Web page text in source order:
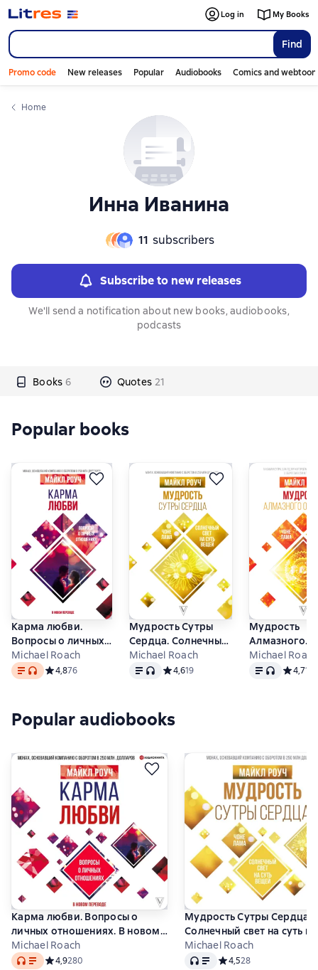
Find
Log in My Books
Promo code New releases Popular Audiobooks Comics and
Home
Инна Иванина
11 subscribers
Subscribe to new releases
We'll send a notification about new books, audiobooks,
podcasts
Books 6 Quotes 21
Слайдер с книгами
Popular books
Карма любви.
Вопросы о личных
отношениях. В
новом переводе
Michael Roach
Text, audio format available
Средний рейтинг 4,8 на основе 76 оценок
4,876
Мудрость Сутры
Сердца. Солнечный
свет на суть вещей
Michael Roach
Text, audio format available
Средний рейтинг 4,6 на основе 19
4,619
Мудрость
Алмазного
Огранщика:
солнечный
Michael Roach
Text, audio4,716
Слайдер с книгами
Popular audiobooks
Карма любви. Вопросы о
личных отношениях. В новом
переводе
Michael Roach
Audio Средний рейтинг 4,9 на основе 280 оценок
4,9280
Мудрость Сутры Сердца.
Солнечный свет на суть
Michael Roach
Audio Средний рейтинг 4,5
4,528